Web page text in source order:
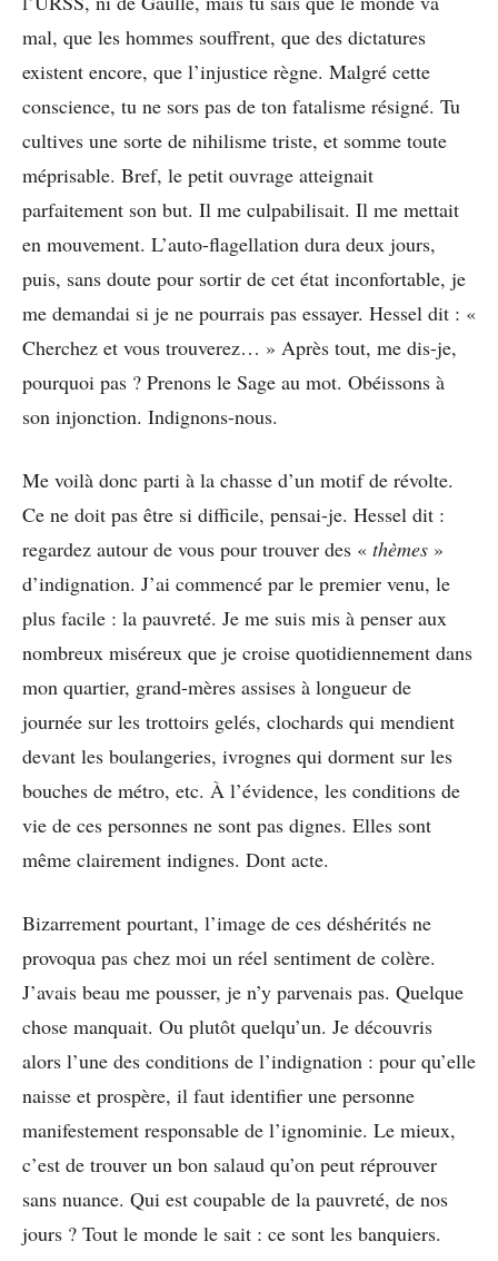
mal, que les hommes souffrent, que des dictatures
existent encore, que l’injustice règne. Malgré cette
conscience, tu ne sors pas de ton fatalisme résigné. Tu
cultives une sorte de nihilisme triste, et somme toute
méprisable. Bref, le petit ouvrage atteignait
parfaitement son but. Il me culpabilisait. Il me mettait
en mouvement. L’auto-flagellation dura deux jours,
puis, sans doute pour sortir de cet état inconfortable, je
me demandai si je ne pourrais pas essayer. Hessel dit : «
Cherchez et vous trouverez… » Après tout, me dis-je,
pourquoi pas ? Prenons le Sage au mot. Obéissons à
son injonction. Indignons-nous.
Me voilà donc parti à la chasse d’un motif de révolte.
Ce ne doit pas être si difficile, pensai-je. Hessel dit :
regardez autour de vous pour trouver des « thèmes »
d’indignation. J’ai commencé par le premier venu, le
plus facile : la pauvreté. Je me suis mis à penser aux
nombreux miséreux que je croise quotidiennement dans
mon quartier, grand-mères assises à longueur de
journée sur les trottoirs gelés, clochards qui mendient
devant les boulangeries, ivrognes qui dorment sur les
bouches de métro, etc. À l’évidence, les conditions de
vie de ces personnes ne sont pas dignes. Elles sont
même clairement indignes. Dont acte.
Bizarrement pourtant, l’image de ces déshérités ne
provoqua pas chez moi un réel sentiment de colère.
J’avais beau me pousser, je n’y parvenais pas. Quelque
chose manquait. Ou plutôt quelqu’un. Je découvris
alors l’une des conditions de l’indignation : pour qu’elle
naisse et prospère, il faut identifier une personne
manifestement responsable de l’ignominie. Le mieux,
c’est de trouver un bon salaud qu’on peut réprouver
sans nuance. Qui est coupable de la pauvreté, de nos
jours ? Tout le monde le sait : ce sont les banquiers.